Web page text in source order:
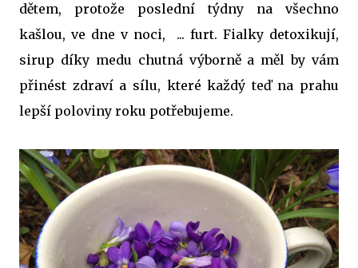
dětem, protože poslední týdny na všechno
kašlou, ve dne v noci, ... furt. Fialky detoxikují,
sirup díky medu chutná výborně a měl by vám
přinést zdraví a sílu, které každý teď na prahu
lepší poloviny roku potřebujeme.